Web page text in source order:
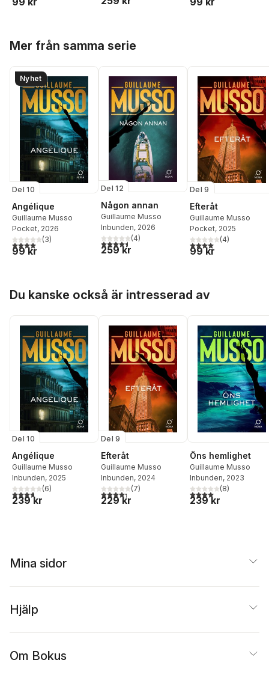
Mer från samma serie
Nyhet
Del 10
Angélique
Guillaume Musso
Pocket, 2026
4,0utav 5 stjärnor. Totalt antal röster:
(3)
99 kr
Del 12
Någon annan
Guillaume Musso
Inbunden, 2026
4,5utav 5 stjärnor. Totalt antal röster:
(4)
259 kr
Del 9
Efteråt
Guillaume Musso
Pocket, 2025
4,0utav 5 stjärnor.
(4)
99 kr
Du kanske också är intresserad av
Del 10
Angélique
Guillaume Musso
Inbunden, 2025
3,7utav 5 stjärnor. Totalt antal röster:
(6)
239 kr
Del 9
Efteråt
Guillaume Musso
Inbunden, 2024
4,3utav 5 stjärnor. Totalt antal röster:
(7)
229 kr
Öns hemlighet
Guillaume Musso
Inbunden, 2023
4,0utav 5 stjärnor.
(8)
239 kr
Mina sidor
Hjälp
Om Bokus